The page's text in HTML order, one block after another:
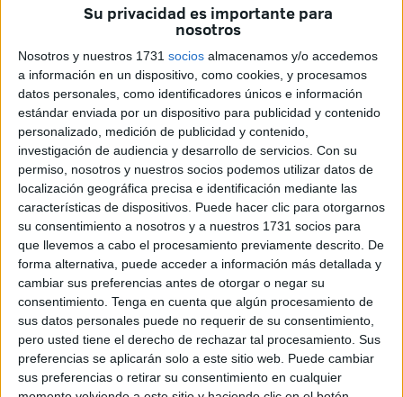
Su privacidad es importante para
nosotros
Nosotros y nuestros 1731 socios almacenamos y/o accedemos
a información en un dispositivo, como cookies, y procesamos
datos personales, como identificadores únicos e información
estándar enviada por un dispositivo para publicidad y contenido
personalizado, medición de publicidad y contenido,
investigación de audiencia y desarrollo de servicios. Con su
permiso, nosotros y nuestros socios podemos utilizar datos de
localización geográfica precisa e identificación mediante las
características de dispositivos. Puede hacer clic para otorgarnos
su consentimiento a nosotros y a nuestros 1731 socios para
que llevemos a cabo el procesamiento previamente descrito. De
forma alternativa, puede acceder a información más detallada y
cambiar sus preferencias antes de otorgar o negar su
consentimiento. Tenga en cuenta que algún procesamiento de
sus datos personales puede no requerir de su consentimiento,
pero usted tiene el derecho de rechazar tal procesamiento. Sus
preferencias se aplicarán solo a este sitio web. Puede cambiar
sus preferencias o retirar su consentimiento en cualquier
“Si no es por una cosa es por otra, moverse desde Ceuta
significa llegar tarde”, lamenta. En esta ocasión se va a
perder la cita médica que tiene en Granada y duda mucho
que llegue al tren que la iba a trasladar a Madrid. “Vamos
de cráneo”, vuelve a quejarse.
La Guardia Civil les ha informado amablemente de que lo
suyo ha sido “cuestión de mala suerte”, pero García, que
viaja mucho, es perfectamente consciente de que no ha
sido algo fortuito.
“Nos ha pasado 50 o 60 veces, pese a las previsiones
perdemos de forma habitual todas las combinaciones por
los problemas que existen de movilidad”, cuenta con
hastío.